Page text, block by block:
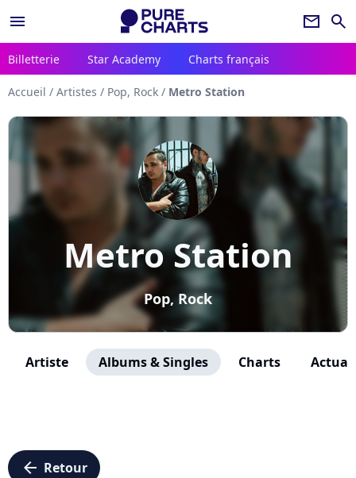
menu newsletter search
Billetterie Star Academy Charts français
Accueil / Artistes / Pop, Rock / Metro Station
Metro Station
Pop, Rock
Artiste Albums & Singles Charts
arrow_left Retour